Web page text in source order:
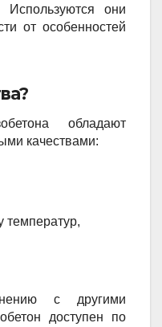
Используются они
от особенностей
обладают
качествами:
температур,
с другими
доступен по